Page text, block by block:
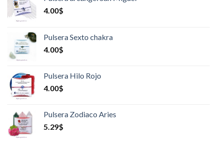
4.00$
Pulsera Sexto chakra
4.00$
Pulsera Hilo Rojo
4.00$
Pulsera Zodiaco Aries
5.29$